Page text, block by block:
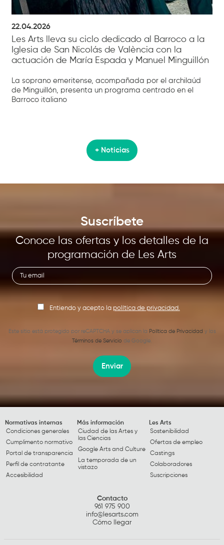
22.04.2026
Les Arts lleva su ciclo dedicado al Barroco a la
Iglesia de San Nicolás de València con la
actuación de María Espada y Manuel Minguillón
La soprano emeritense, acompañada por el archilaúd
de Minguillón, presenta un programa centrado en el
Barroco italiano
+ Noticias
Suscríbete
Conoce las ofertas y los detalles de la
programación de Les Arts
Entiendo y acepto la política de privacidad.
Este sitio está protegido por reCAPTCHA y se aplican la Política de Privacidad y los
Términos de Servicio de Google.
Enviar
Normativas internas
Condiciones generales
Cumplimento normativo
Portal de transparencia
Perfil de contratante
Accesibilidad
Más información
Ciudad de las Artes y
las Ciencias
Google Arts and Culture
La temporada de un
vistazo
Les Arts
Sostenibilidad
Ofertas de empleo
Castings
Colaboradores
Suscripciones
Contacto
961 975 900
info@lesarts.com
Cómo llegar